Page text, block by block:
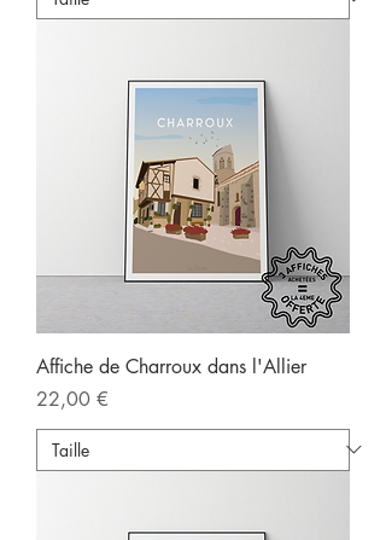
Affiche de Charroux dans l'Allier
Prix
22,00 €